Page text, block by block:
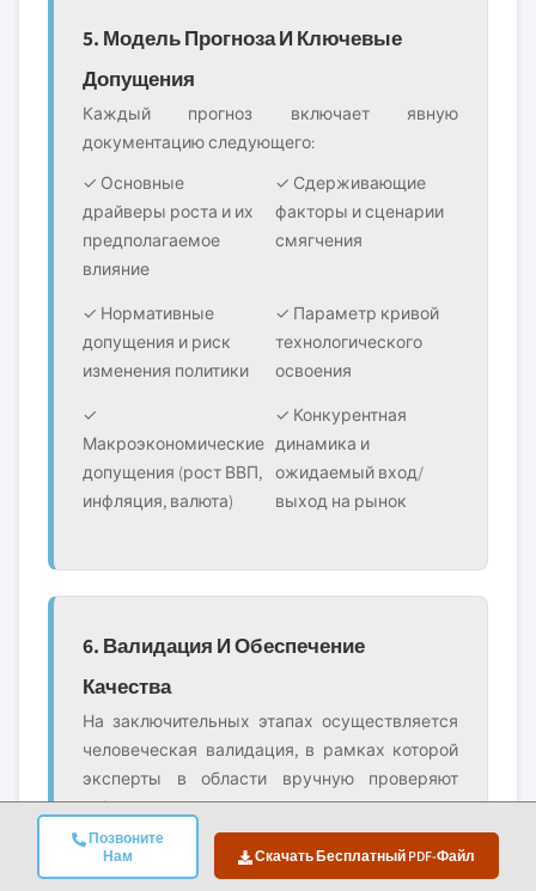
Позвоните
Нам
Скачать Бесплатный PDF-Файл
5. Модель Прогноза И Ключевые
Допущения
Каждый прогноз включает явную
документацию следующего:
✓ Основные
драйверы роста и их
предполагаемое
влияние
✓ Сдерживающие
факторы и сценарии
смягчения
✓ Нормативные
допущения и риск
изменения политики
✓ Параметр кривой
технологического
освоения
✓
Макроэкономические
допущения (рост ВВП,
инфляция, валюта)
✓ Конкурентная
динамика и
ожидаемый вход/
выход на рынок
6. Валидация И Обеспечение
Качества
На заключительных этапах осуществляется
человеческая валидация, в рамках которой
эксперты в области вручную проверяют
отфильтрованные данные для выявления
нюансов и контекстуальных ошибок, которые
могут ускользнуть автоматизированные